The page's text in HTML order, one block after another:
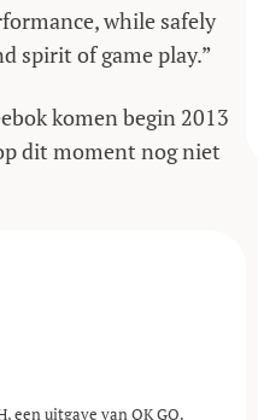
while safely
spirit of game play.”
komen begin 2013
dit moment nog niet
een uitgave van OK GO.